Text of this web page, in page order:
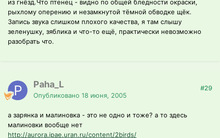
из гнёзд.Что птенец - видно по общей бледности окраски,
рыхлому оперению и незамкнутой тёмной обводке щёк.
Запись звука слишком плохого качества, я там слышу
зеленушку, зяблика и что-то ещё, практически невозможно
разобрать что.
Paha_L
Опубликовано 18 июня, 2005
#29
а зарянка и малиновка - это не одно и тоже? а то здесь
малиновки вообще нет
http://aurora.ipae.uran.ru/content/2birds/